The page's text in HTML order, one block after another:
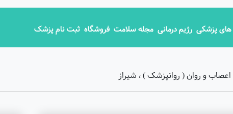
پزشکی رژیم درمانی مجله سلامت فروشگاه ثبت نام پزشک
و روان ( روانپزشک ) ، شیراز